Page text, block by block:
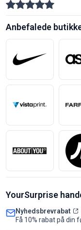
Anbefalede
YourSurprise
Nyhedsbrevrabat
Få 10% rabat på din